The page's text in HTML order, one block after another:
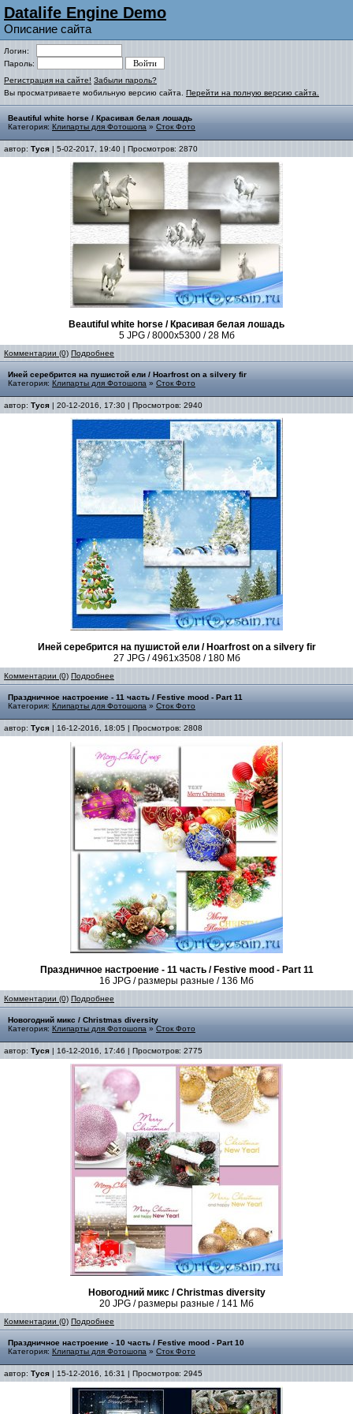
Datalife Engine Demo
Описание сайта
Логин:
Пароль:
Регистрация на сайте! Забыли пароль?
Вы просматриваете мобильную версию сайта. Перейти на полную версию сайта.
Beautiful white horse / Красивая белая лошадь
Категория: Клипарты для Фотошопа » Сток Фото
автор: Туся | 5-02-2017, 19:40 | Просмотров: 2870
Beautiful white horse / Красивая белая лошадь
5 JPG / 8000x5300 / 28 Мб
Комментарии (0) Подробнее
Иней серебрится на пушистой ели / Hoarfrost on a silvery fir
Категория: Клипарты для Фотошопа » Сток Фото
автор: Туся | 20-12-2016, 17:30 | Просмотров: 2940
Иней серебрится на пушистой ели / Hoarfrost on a silvery fir
27 JPG / 4961x3508 / 180 Мб
Комментарии (0) Подробнее
Праздничное настроение - 11 часть / Festive mood - Part 11
Категория: Клипарты для Фотошопа » Сток Фото
автор: Туся | 16-12-2016, 18:05 | Просмотров: 2808
Праздничное настроение - 11 часть / Festive mood - Part 11
16 JPG / размеры разные / 136 Мб
Комментарии (0) Подробнее
Новогодний микс / Christmas diversity
Категория: Клипарты для Фотошопа » Сток Фото
автор: Туся | 16-12-2016, 17:46 | Просмотров: 2775
Новогодний микс / Christmas diversity
20 JPG / размеры разные / 141 Мб
Комментарии (0) Подробнее
Праздничное настроение - 10 часть / Festive mood - Part 10
Категория: Клипарты для Фотошопа » Сток Фото
автор: Туся | 15-12-2016, 16:31 | Просмотров: 2945